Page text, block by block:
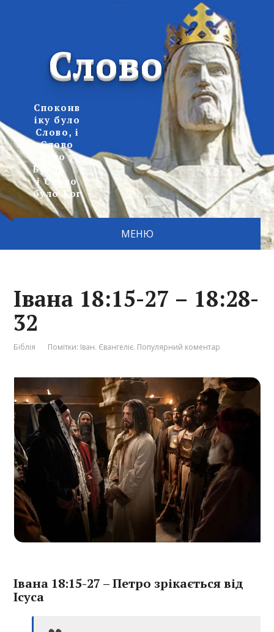
Слово
Споконв
іку було
Слово, і
Слово
було у
Бога,
і Слово
було Бог
МЕНЮ
Івана 18:15-27 – 18:28-
32
Біблія Помітки: Іван. Євангеліє. Популярний коментар
Івана 18:15-27 – Петро зрікається від
Ісуса